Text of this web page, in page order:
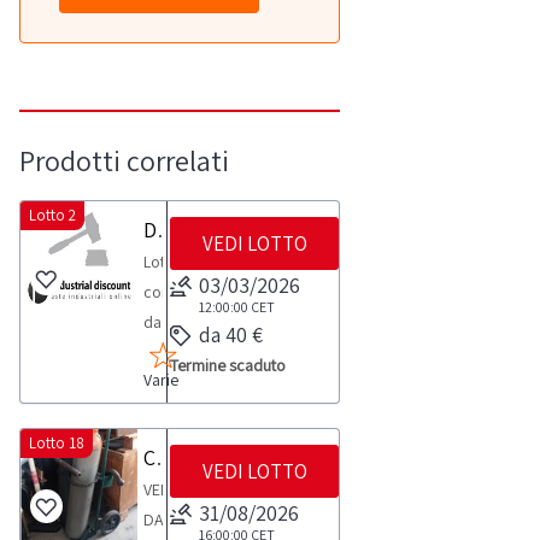
Prodotti correlati
Lotto 2
Dispenser e igienizzanti
Lotto
composto
da:-
Dispenser
Automat.
73-
Igienizzante
ambiente
Varie
VEDI LOTTO
03/03/2026
12:00:00 CET
da 40 €
Termine scaduto
Lotto 18
Carrello con Due bombole
VENDITA
DA
VEDI LOTTO
31/08/2026
16:00:00 CET